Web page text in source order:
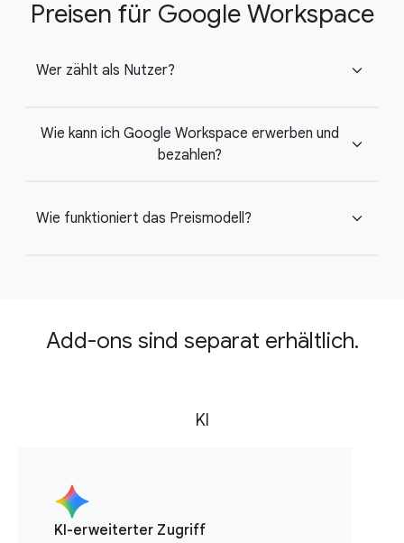
Preisen für Google Workspace
Wer zählt als Nutzer? expand_more
Wie kann ich Google Workspace erwerben und
bezahlen?
expand_more
Wie funktioniert das Preismodell? expand_more
Add-ons sind separat erhältlich.
KI
KI-erweiterter Zugriff